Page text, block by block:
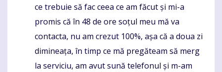
ce trebuie să fac ceea ce am făcut și mi-a
promis că în 48 de ore soțul meu mă va
contacta, nu am crezut 100%, așa că a doua zi
dimineața, în timp ce mă pregăteam să merg
la serviciu, am avut sună telefonul și m-am